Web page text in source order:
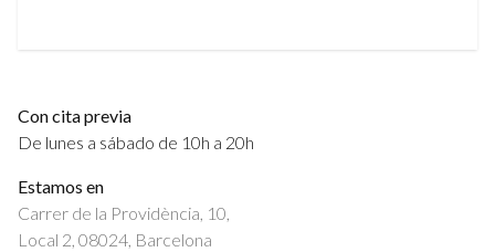
Con cita previa
De lunes a sábado de 10h a 20h
Estamos en
Carrer de la Providència, 10,
Local 2, 08024, Barcelona